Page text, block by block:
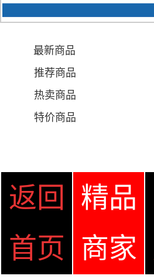
最新商品
推荐商品
热卖商品
特价商品
返回
首页
精品
商家